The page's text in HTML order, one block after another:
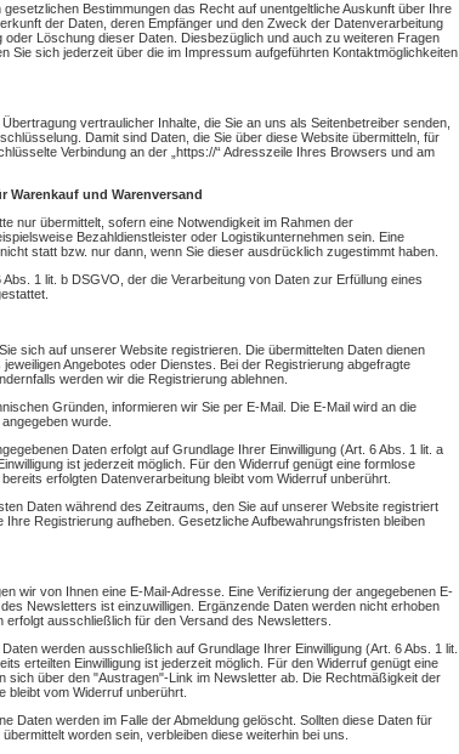
Bestimmungen das Recht auf unentgeltliche Auskunft über Ihre
der Daten, deren Empfänger und den Zweck der Datenverarbeitung
Löschung dieser Daten. Diesbezüglich und auch zu weiteren Fragen
Sie sich jederzeit über die im Impressum aufgeführten Kontaktmöglichkeiten
vertraulicher Inhalte, die Sie an uns als Seitenbetreiber senden,
Damit sind Daten, die Sie über diese Website übermitteln, für
Verbindung an der „https://“ Adresszeile Ihres Browsers und am
Warenkauf und Warenversand
nur übermittelt, sofern eine Notwendigkeit im Rahmen der
Bezahldienstleister oder Logistikunternehmen sein. Eine
statt bzw. nur dann, wenn Sie dieser ausdrücklich zugestimmt haben.
1 lit. b DSGVO, der die Verarbeitung von Daten zur Erfüllung eines
sich auf unserer Website registrieren. Die übermittelten Daten dienen
Angebotes oder Dienstes. Bei der Registrierung abgefragte
werden wir die Registrierung ablehnen.
Gründen, informieren wir Sie per E-Mail. Die E-Mail wird an die
wurde.
Daten erfolgt auf Grundlage Ihrer Einwilligung (Art. 6 Abs. 1 lit. a
ist jederzeit möglich. Für den Widerruf genügt eine formlose
erfolgten Datenverarbeitung bleibt vom Widerruf unberührt.
Daten während des Zeitraums, den Sie auf unserer Website registriert
Registrierung aufheben. Gesetzliche Aufbewahrungsfristen bleiben
wir von Ihnen eine E-Mail-Adresse. Eine Verifizierung der angegebenen E-
Newsletters ist einzuwilligen. Ergänzende Daten werden nicht erhoben
ausschließlich für den Versand des Newsletters.
werden ausschließlich auf Grundlage Ihrer Einwilligung (Art. 6 Abs. 1 lit.
erteilten Einwilligung ist jederzeit möglich. Für den Widerruf genügt eine
sich über den "Austragen"-Link im Newsletter ab. Die Rechtmäßigkeit der
bleibt vom Widerruf unberührt.
Daten werden im Falle der Abmeldung gelöscht. Sollten diese Daten für
worden sein, verbleiben diese weiterhin bei uns.